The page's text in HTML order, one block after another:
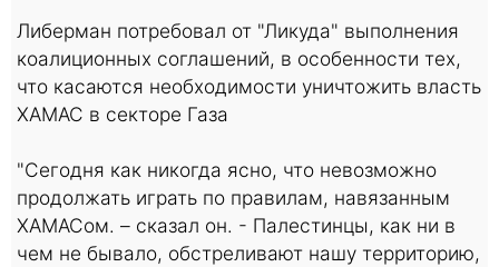
Либерман потребовал от "Ликуда" выполнения
коалиционных соглашений, в особенности тех,
что касаются необходимости уничтожить власть
ХАМАС в секторе Газа
"Сегодня как никогда ясно, что невозможно
продолжать играть по правилам, навязанным
ХАМАСом. – сказал он. - Палестинцы, как ни в
чем не бывало, обстреливают нашу территорию,